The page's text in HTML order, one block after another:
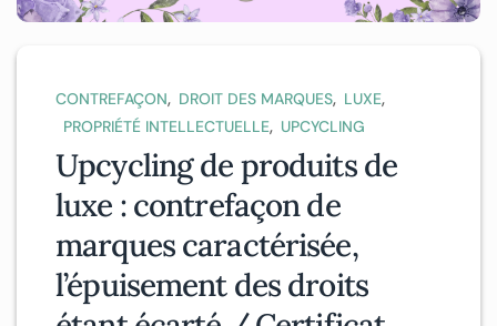
CONTREFAÇON, DROIT DES MARQUES, LUXE,
PROPRIÉTÉ INTELLECTUELLE, UPCYCLING
Upcycling de produits de
luxe : contrefaçon de
marques caractérisée,
l’épuisement des droits